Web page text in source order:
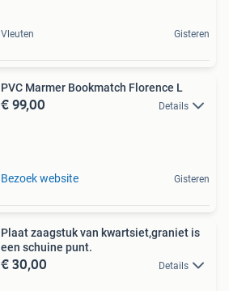
Vleuten Gisteren
PVC Marmer Bookmatch Florence L
€ 99,00 Details
Bezoek website Gisteren
Plaat zaagstuk van kwartsiet,graniet is
een schuine punt.
€ 30,00 Details